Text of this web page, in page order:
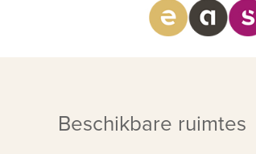
Beschikbare ruimtes